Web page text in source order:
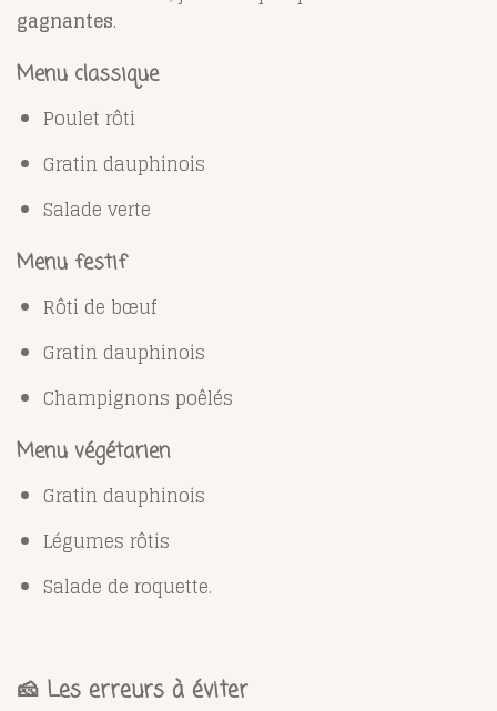
gagnantes.
Menu classique
Poulet rôti
Gratin dauphinois
Salade verte
Menu festif
Rôti de bœuf
Gratin dauphinois
Champignons poêlés
Menu végétarien
Gratin dauphinois
Légumes rôtis
Salade de roquette.
🧀 Les erreurs à éviter